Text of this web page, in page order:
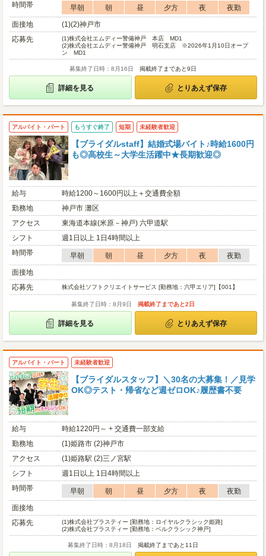
時間帯
早朝 朝 昼 夕方 夜
夜勤
面接地
(1)(2)神戸市
応募先
(1)株式会社エムディー警備神戸 本店 MD1
(2)株式会社エムディー警備神戸 明石支店 ※2026年1月10日オープ
ン MD1
募集終了日時：8月16日 掲載終了まであと9日
詳細を見る とりあえず保存
アルバイト・パート もうすぐ終了 短期 未経験者歓迎
【ブライダルstaff】結婚式場バイト♪時給1600円
も◎高校生～大学生活躍中★長期歓迎◎
給与
時給1200～1600円以上＋交通費全額
勤務地
神戸市 灘区
アクセス
東海道本線(米原－神戸) 六甲道駅
シフト
週1日以上 1日4時間以上
時間帯
早朝 朝 昼 夕方 夜
夜勤
面接地
応募先
株式会社ソフトクリエイトサービス [勤務地：六甲エリア]【001】
募集終了日時：8月9日 掲載終了まであと2日
詳細を見る とりあえず保存
アルバイト・パート 未経験者歓迎
【ブライダルスタッフ】＼30名の大募集！／見学
OK◎テスト・帰省など週ゼロOK♪履歴書不要
給与
時給1220円～ + 交通費一部支給
勤務地
(1)姫路市 (2)神戸市
アクセス
(1)姫路駅 (2)三ノ宮駅
シフト
週1日以上 1日4時間以上
時間帯
早朝 朝 昼 夕方 夜
夜勤
面接地
応募先
(1)株式会社プラスティー [勤務地：ロイヤルクラシック姫路]
(2)株式会社プラスティー [勤務地：ベルクラシック神戸]
募集終了日時：8月18日 掲載終了まであと11日